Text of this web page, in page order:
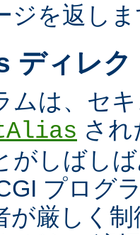
ジを返し
ディレク
ムは、セ
さ
がしばし
プログ
が厳しく